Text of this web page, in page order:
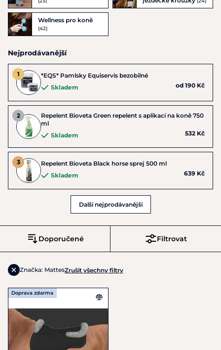
Wellness pro koně
(42)
Nejprodávanější
*EQS* Pamlsky Equiservis bezobilné
Skladem
od 190 Kč
Repelent Bioveta Green repelent s aplikací na koně 750
ml
Skladem
532 Kč
Repelent Bioveta Black horse sprej 500 ml
Skladem
639 Kč
Další nejprodávanější
Filtrovat
Doporučené
Značka: MattesZrušit všechny filtry
Doprava zdarma